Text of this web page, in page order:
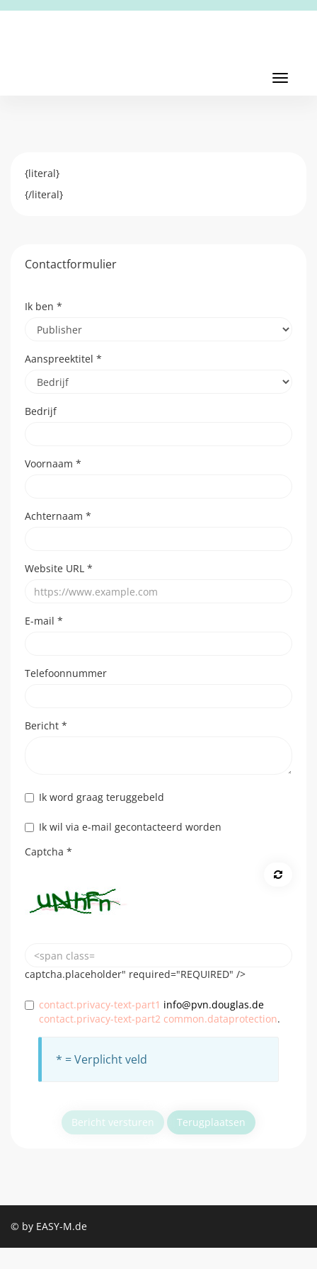
Toggle
{literal}
{/literal}
Contactformulier
Ik ben *
Aanspreektitel *
Bedrijf
Voornaam *
Achternaam *
Website URL *
E-mail *
Telefoonnummer
Bericht *
Ik word graag teruggebeld
Ik wil via e-mail gecontacteerd worden
Captcha *
captcha.placeholder" required="REQUIRED" />
contact.privacy-text-part1 info@pvn.douglas.de
contact.privacy-text-part2 common.dataprotection.
* = Verplicht veld
Bericht versturen Terugplaatsen
© by EASY-M.de